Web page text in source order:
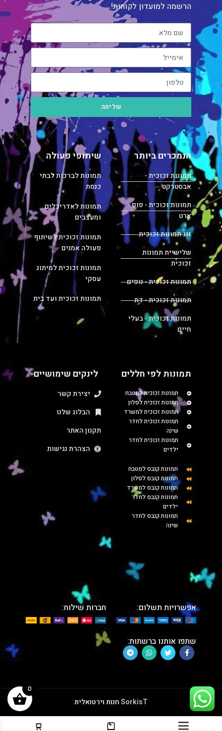
הרשמה למועדון לקוחות!
שליחה
הנמכרים ביותר
תמונות זכוכית -
אבסטרקט
תמונות זכוכית - פופ -
ארט
זוג תמונות זכוכית
שלישיית תמונות
זכוכית
תמונות זכוכית - נופים
תמונות זכוכית - דת
תמונות זכוכית - בעלי
חיים
שיתופי פעולה
תמונות לברכות לבתי
כנסת
תמונות לאדריכלים
ומעצבים
תמונות זכוכית לשיתוף
פעולה אמנים
תמונות זכוכית למיתוג
עסקי
תמונות זכוכית ועד בית
תמונות לפי חללים
תמונות זכוכית למטבח
תמונות זכוכית לסלון
תמונות זכוכית למשרד
תמונות זכוכית לחדר
שינה
תמונות זכוכית לחדר
ילדים
תמונות קנבס למטבח
תמונות קנבס לסלון
תמונות קנבס למשרד
תמונות קנבס לחדר
ילדים
תמונות קנבס לחדר
שינה
לינקים שימושיים
יצירת קשר
הבלוג שלנו
תקנון האתר
הצהרת נגישות
אפשרויות תשלום: חברות שילוח:
שתפו אותנו ברשתות:
SorkisTחנות וירטואלית
0